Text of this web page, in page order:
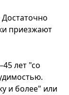
приезжают
лет "со
и более" или